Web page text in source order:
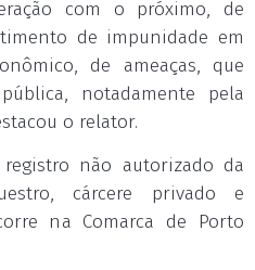
com o próximo, de
de impunidade em
de ameaças, que
notadamente pela
o relator.
não autorizado da
cárcere privado e
na Comarca de Porto